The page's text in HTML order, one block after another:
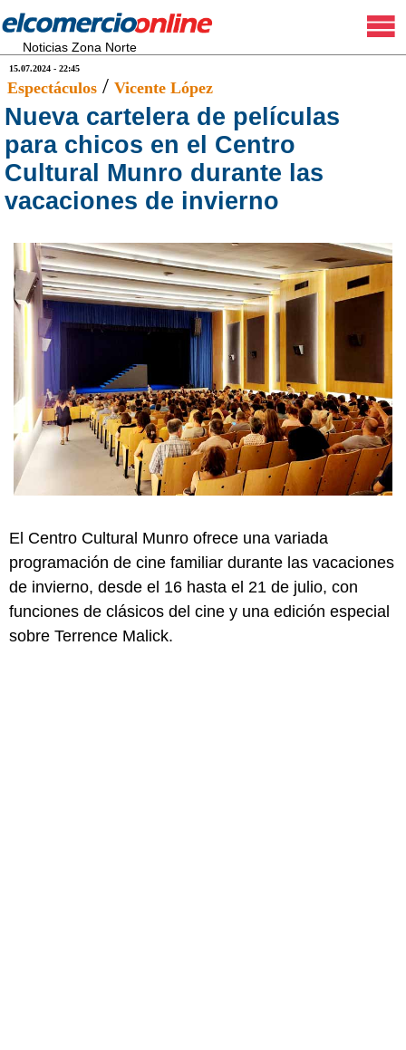
Noticias Zona Norte
15.07.2024 - 22:45
Espectáculos / Vicente López
Nueva cartelera de películas
para chicos en el Centro
Cultural Munro durante las
vacaciones de invierno
El Centro Cultural Munro ofrece una variada
programación de cine familiar durante las vacaciones
de invierno, desde el 16 hasta el 21 de julio, con
funciones de clásicos del cine y una edición especial
sobre Terrence Malick.